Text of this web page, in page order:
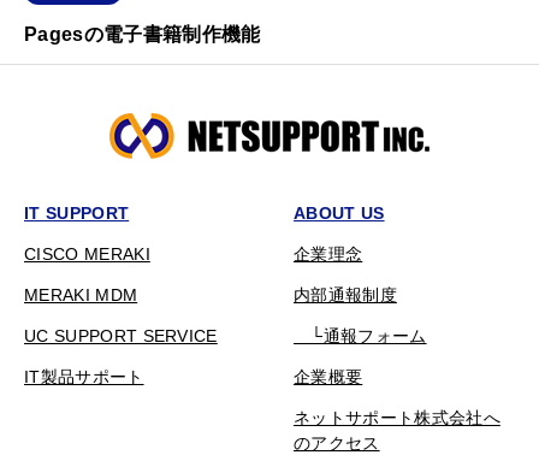
Pagesの電子書籍制作機能
IT SUPPORT
CISCO MERAKI
MERAKI MDM
UC SUPPORT SERVICE
IT製品サポート
ABOUT US
企業理念
内部通報制度
└通報フォーム
企業概要
ネットサポート株式会社へ
のアクセス